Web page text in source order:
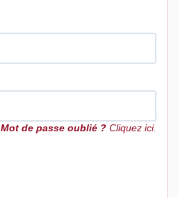
Mot de passe oublié ? Cliquez ici.